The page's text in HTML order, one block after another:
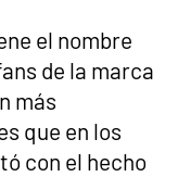
el nombre
de la marca
más
que en los
con el hecho